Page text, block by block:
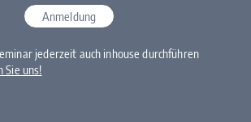
Anmeldung
jederzeit auch inhouse durchführen
Sie uns!